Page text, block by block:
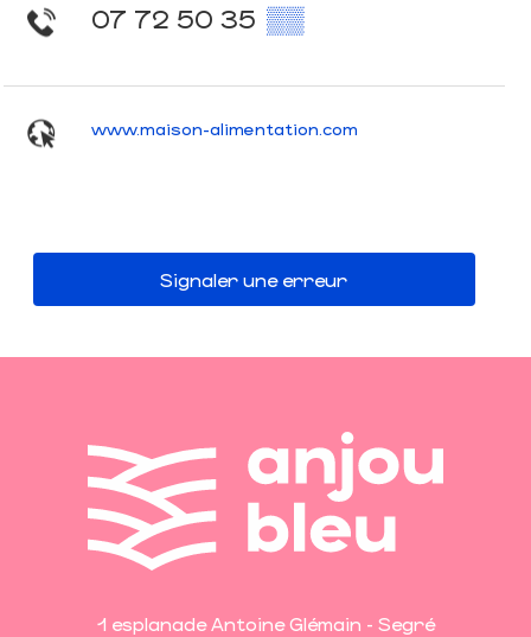
07 72 50 35 ▒▒
www.maison-alimentation.com
Signaler une erreur
1 esplanade Antoine Glémain - Segré